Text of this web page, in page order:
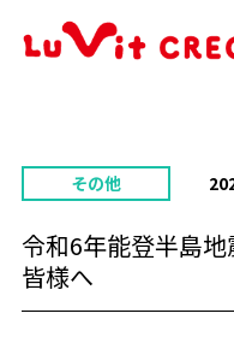
その他
令和6年能登半島
皆様へ